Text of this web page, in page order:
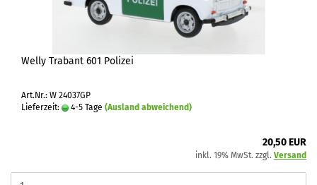
Welly Trabant 601 Polizei
Art.Nr.: W 24037GP
Lieferzeit:
4-5 Tage (Ausland abweichend)
20,50 EUR
inkl. 19% MwSt. zzgl. Versand